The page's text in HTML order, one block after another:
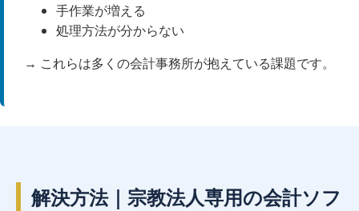
手作業が増える
処理方法が分からない
→ これらは多くの会計事務所が抱えている課題です。
解決方法｜宗教法人専用の会計ソフ